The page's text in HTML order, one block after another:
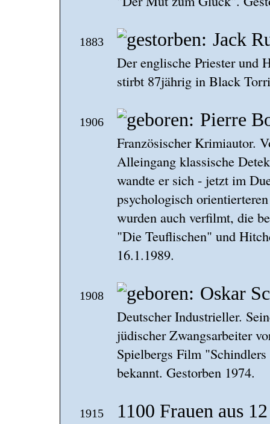
1883 Jack
Der englische Priester und
stirbt 87jährig in Black
1906 Pierre
Französischer Krimiautor.
Alleingang klassische
wandte er sich - jetzt im
psychologisch
wurden auch verfilmt, die
"Die Teuflischen" und
16.1.1989.
1908 Oskar
Deutscher Industrieller.
jüdischer Zwangsarbeiter
Spielbergs Film
bekannt. Gestorben 1974.
1915 1100 Frauen aus